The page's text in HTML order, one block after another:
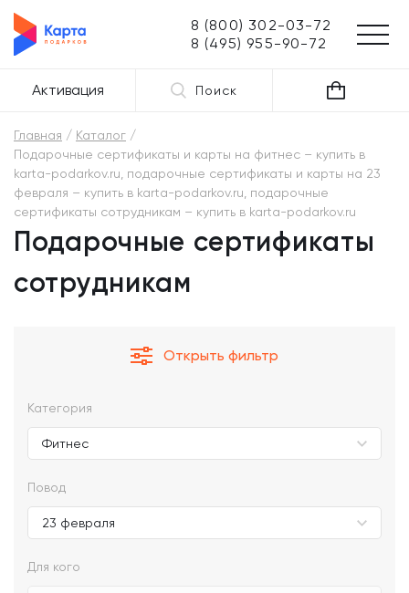
8 (800) 302-03-72
8 (495) 955-90-72
Активация Поиск
Главная
Каталог
Подарочные сертификаты и карты на фитнес – купить в
karta-podarkov.ru, подарочные сертификаты и карты на 23
февраля – купить в karta-podarkov.ru, подарочные
сертификаты сотрудникам – купить в karta-podarkov.ru
Подарочные сертификаты
сотрудникам
Открыть фильтр
Категория
Повод
Для кого